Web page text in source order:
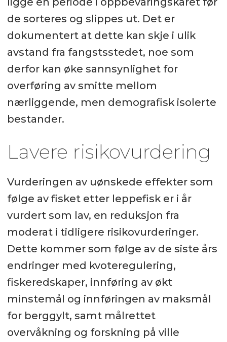
de sorteres og slippes ut. Det er
dokumentert at dette kan skje i ulik
avstand fra fangstsstedet, noe som
derfor kan øke sannsynlighet for
overføring av smitte mellom
nærliggende, men demografisk isolerte
bestander.
Lavere risikovurdering
Vurderingen av uønskede effekter som
følge av fisket etter leppefisk er i år
vurdert som lav, en reduksjon fra
moderat i tidligere risikovurderinger.
Dette kommer som følge av de siste års
endringer med kvoteregulering,
fiskeredskaper, innføring av økt
minstemål og innføringen av maksmål
for berggylt, samt målrettet
overvåkning og forskning på ville